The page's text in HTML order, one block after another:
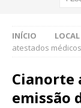
INÍCIO LOCAL
atestados médicos
Cianorte
emissão